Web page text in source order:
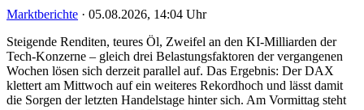
Marktberichte · 05.08.2026, 14:04 Uhr
Steigende Renditen, teures Öl, Zweifel an den KI-Milliarden der
Tech-Konzerne – gleich drei Belastungsfaktoren der vergangenen
Wochen lösen sich derzeit parallel auf. Das Ergebnis: Der DAX
klettert am Mittwoch auf ein weiteres Rekordhoch und lässt damit
die Sorgen der letzten Handelstage hinter sich. Am Vormittag steht